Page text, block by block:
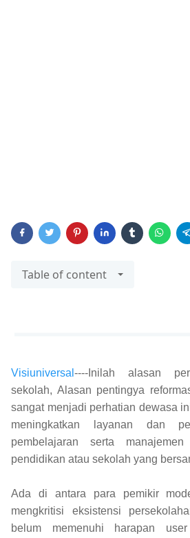
Table of content
Visiuniversal ----Inilah alasan
sekolah, Alasan pentingya
sangat menjadi perhatian dewasa
meningkatkan layanan dan
pembelajaran serta
pendidikan atau sekolah yang
Ada di antara para pemikir
mengkritisi eksistensi
belum memenuhi harapan